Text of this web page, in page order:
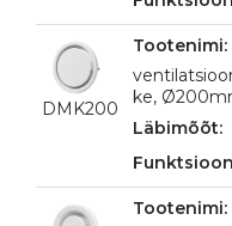
DMK200
ke,